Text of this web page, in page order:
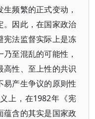
频繁的正式变动，
。因此，在国家政治
宪法监督实际上是冻
至混乱的可能性，
高性、至上性的共识
易产生争议的原则性
上，在1982年《宪
含的其实是国家政